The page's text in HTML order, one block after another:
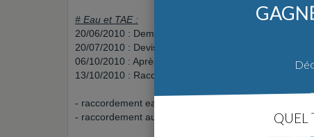
# Eau et TAE :
20/06/2010 : Demande de devis à la SAUR pour
20/07/2010 : Devis de la SAUR reçu et renvoyé signé
06/10/2010 : Après multiple relance, le dossier est
13/10/2010 : Raccordement fait par la SAUR
- raccordement eau potable : 800€
- raccordement au TAE : 2500€
QUEL